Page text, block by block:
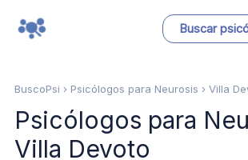
Buscar
BuscoPsi › Psicólogos para Neurosis › Villa
Psicólogos para
Villa Devoto